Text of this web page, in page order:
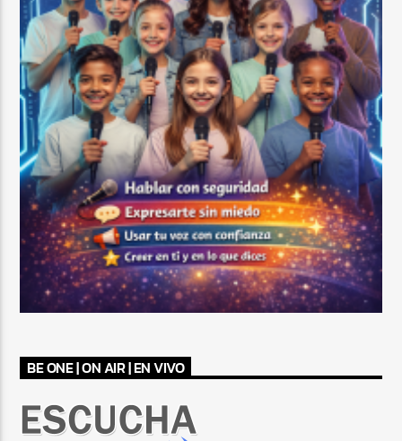
BE ONE | ON AIR | EN VIVO